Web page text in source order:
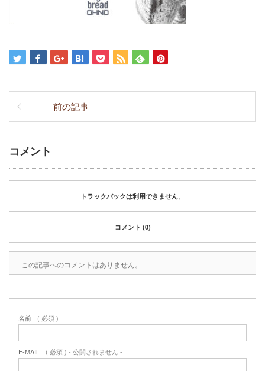
前の記事
コメント
トラックバックは利用できません。
コメント (0)
この記事へのコメントはありません。
名前 ( 必須 )
E-MAIL ( 必須 ) - 公開されません -